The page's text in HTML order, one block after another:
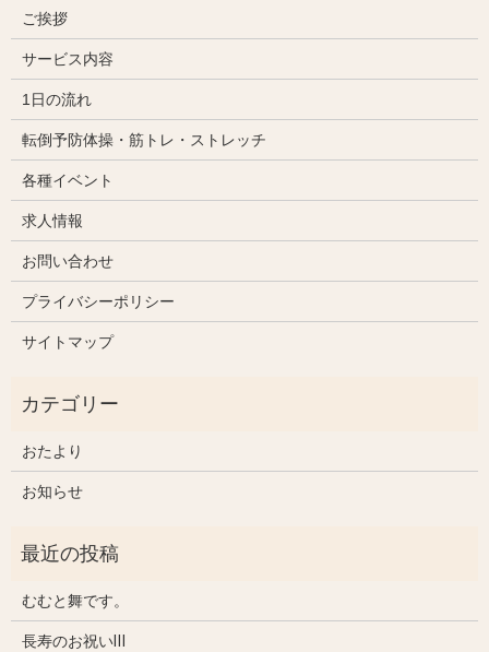
ご挨拶
サービス内容
1日の流れ
転倒予防体操・筋トレ・ストレッチ
各種イベント
求人情報
お問い合わせ
プライバシーポリシー
サイトマップ
おたより
お知らせ
むむと舞です。
長寿のお祝いⅢ